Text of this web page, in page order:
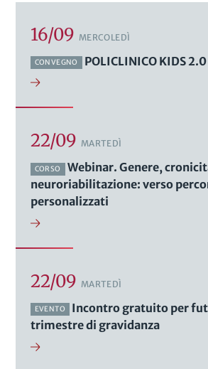
16/09 MERCOLEDÌ
CONVEGNO POLICLINICO KIDS 2.0
22/09 MARTEDÌ
CORSO
Webinar. Genere,
neuroriabilitazione: verso
personalizzati
22/09 MARTEDÌ
EVENTO
Incontro gratuito per
trimestre di gravidanza